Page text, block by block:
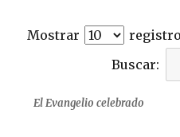
Mostrar
Buscar:
El Evangelio celebrado